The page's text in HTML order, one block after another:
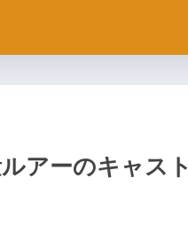
アーのキャスト